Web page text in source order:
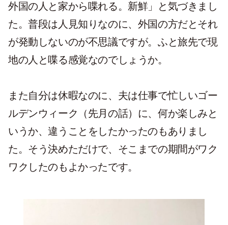
外国の人と家から喋れる。新鮮」と気づきまし
た。普段は人見知りなのに、外国の方だとそれ
が発動しないのが不思議ですが。ふと旅先で現
地の人と喋る感覚なのでしょうか。
また自分は休暇なのに、夫は仕事で忙しいゴー
ルデンウィーク（先月の話）に、何か楽しみと
いうか、違うことをしたかったのもありまし
た。そう決めただけで、そこまでの期間がワク
ワクしたのもよかったです。